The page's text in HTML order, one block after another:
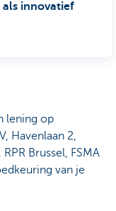
als innovatief
lening op
Havenlaan 2,
Brussel, FSMA
van je